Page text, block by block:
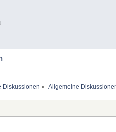
Diskussionen » Allgemeine